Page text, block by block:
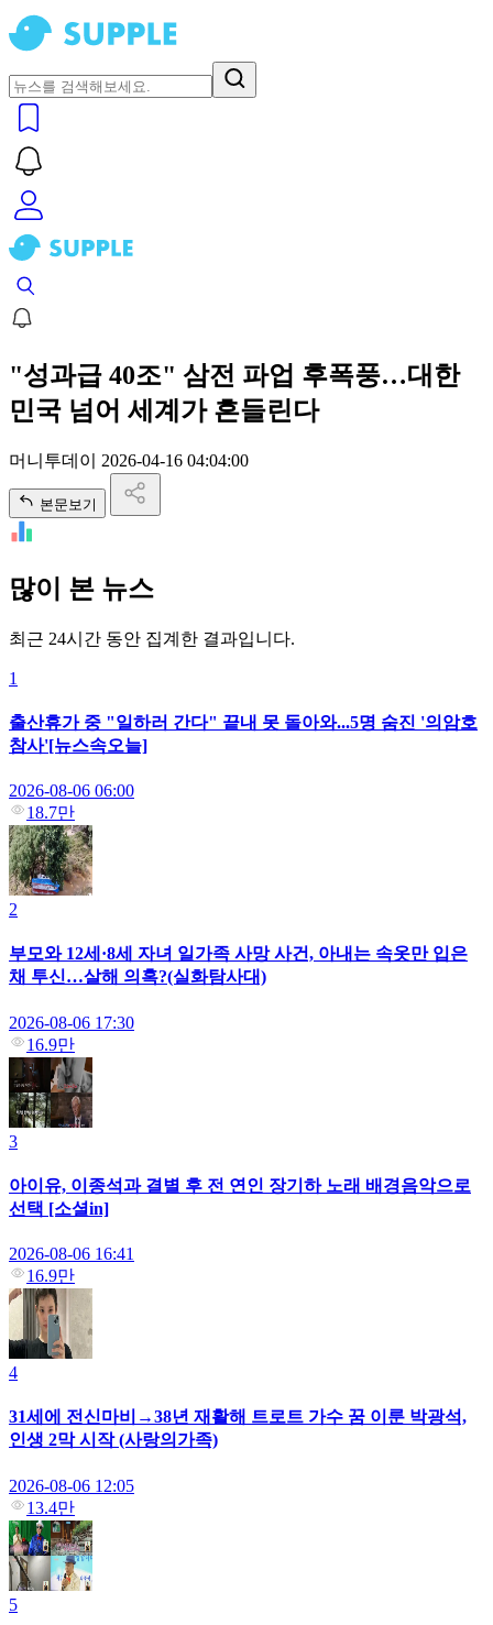
"성과급 40조" 삼전 파업 후폭풍…대한
민국 넘어 세계가 흔들린다
머니투데이 2026-04-16 04:04:00
본문보기
많이 본 뉴스
최근 24시간 동안 집계한 결과입니다.
1
출산휴가 중 "일하러 간다" 끝내 못 돌아와...5명 숨진 '의암호
참사'[뉴스속오늘]
2026-08-06 06:00
18.7만
2
부모와 12세·8세 자녀 일가족 사망 사건, 아내는 속옷만 입은
채 투신…살해 의혹?(실화탐사대)
2026-08-06 17:30
16.9만
3
아이유, 이종석과 결별 후 전 연인 장기하 노래 배경음악으로
선택 [소셜in]
2026-08-06 16:41
16.9만
4
31세에 전신마비→38년 재활해 트로트 가수 꿈 이룬 박광석,
인생 2막 시작 (사랑의가족)
2026-08-06 12:05
13.4만
5